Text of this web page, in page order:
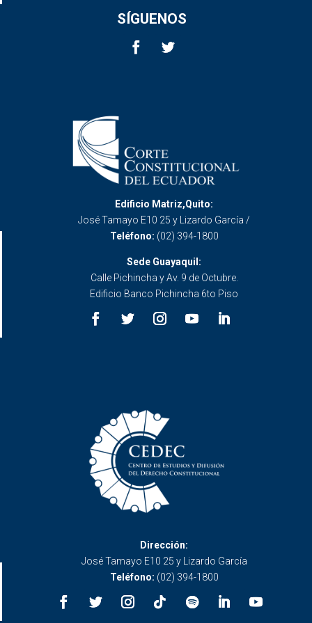
SÍGUENOS
Edificio Matriz,Quito:
José Tamayo E10 25 y Lizardo García /
Teléfono: (02) 394-1800
Sede Guayaquil:
Calle Pichincha y Av. 9 de Octubre.
Edificio Banco Pichincha 6to Piso
Dirección:
José Tamayo E10 25 y Lizardo García
Teléfono: (02) 394-1800